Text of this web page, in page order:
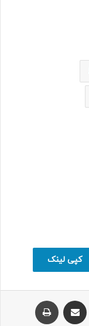
کپی لینک
واتس آپ اشتراک با ایمیل